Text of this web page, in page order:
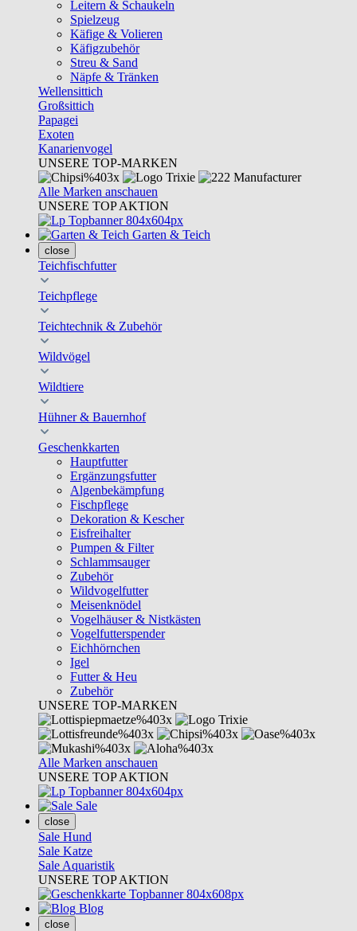
Leitern & Schaukeln
Spielzeug
Käfige & Volieren
Käfigzubehör
Streu & Sand
Näpfe & Tränken
Wellensittich
Großsittich
Papagei
Exoten
Kanarienvogel
UNSERE TOP-MARKEN
Alle Marken anschauen
UNSERE TOP AKTION
Garten & Teich
close
Teichfischfutter
Teichpflege
Teichtechnik & Zubehör
Wildvögel
Wildtiere
Hühner & Bauernhof
Geschenkkarten
Hauptfutter
Ergänzungsfutter
Algenbekämpfung
Fischpflege
Dekoration & Kescher
Eisfreihalter
Pumpen & Filter
Schlammsauger
Zubehör
Wildvogelfutter
Meisenknödel
Vogelhäuser & Nistkästen
Vogelfutterspender
Eichhörnchen
Igel
Futter & Heu
Zubehör
UNSERE TOP-MARKEN
Alle Marken anschauen
UNSERE TOP AKTION
Sale
close
Sale Hund
Sale Katze
Sale Aquaristik
UNSERE TOP AKTION
Blog
close